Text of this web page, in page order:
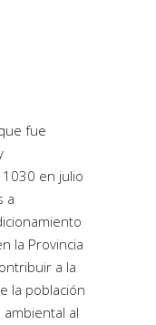
fue
en julio
a
la Provincia
a la
la población
al